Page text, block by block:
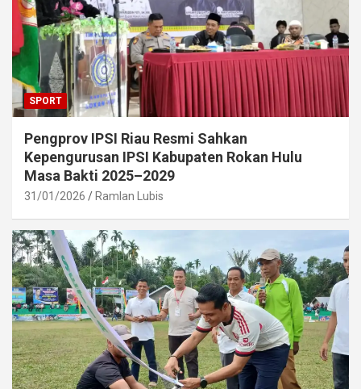
SPORT
Pengprov IPSI Riau Resmi Sahkan
Kepengurusan IPSI Kabupaten Rokan Hulu
Masa Bakti 2025–2029
31/01/2026 Ramlan Lubis